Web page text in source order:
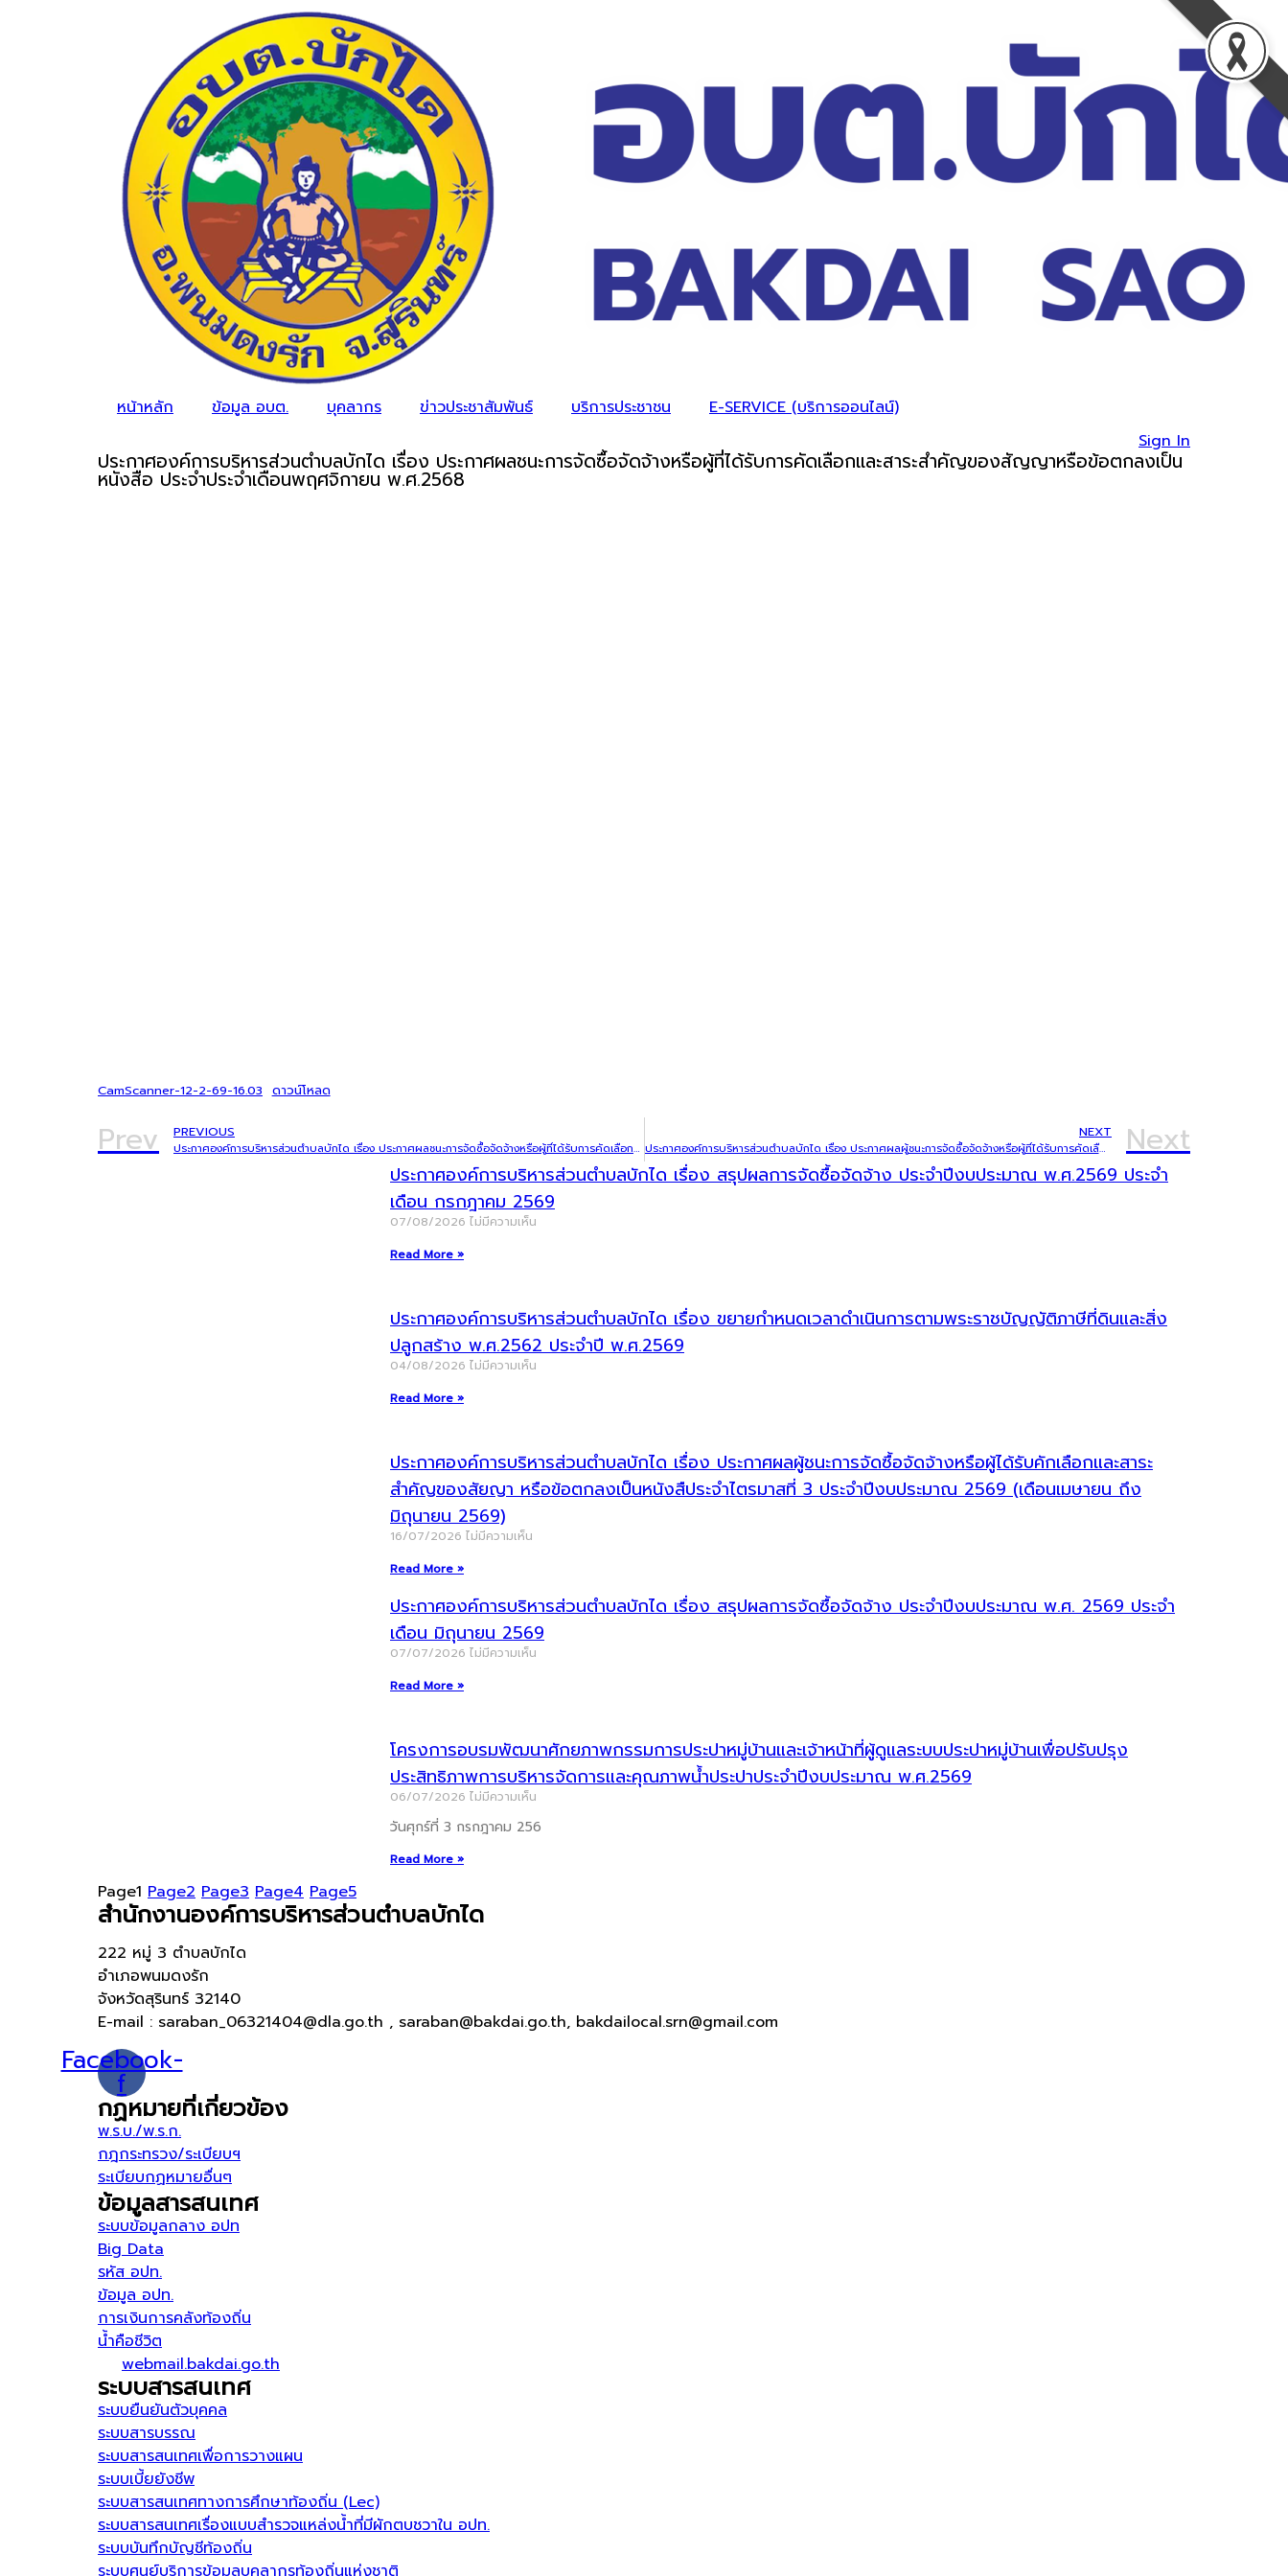
หน้าหลัก ข้อมูล อบต. บุคลากร ข่าวประชาสัมพันธ์ บริการประชาชน
E-SERVICE (บริการออนไลน์)
Sign In
ประกาศองค์การบริหารส่วนตำบลบักได เรื่อง ประกาศผลชนะการจัดซื้อจัดจ้างหรือผู้ที่ได้รับการคัดเลือกและสาระสำคัญของสัญญาหรือข้อตกลงเป็น
หนังสือ ประจำประจำเดือนพฤศจิกายน พ.ศ.2568
CamScanner-12-2-69-16.03 ดาวน์โหลด
Prev PREVIOUS
ประกาศองค์การบริหารส่วนตำบลบักได เรื่อง ประกาศผลชนะการจัดซื้อจัดจ้างหรือผู้ที่ได้รับการคัดเลือกและสาระสำคัญของสัญญาหรือข้อตกลงเป็นหนังสือ ประจำประจำเดือนตุลาคม พ.ศ.2568
NEXT
ประกาศองค์การบริหารส่วนตำบลบักได เรื่อง ประกาศผลผู้ชนะการจัดซื้อจัดจ้างหรือผู้ที่ได้รับการคัดเลือกและสาระสำคัญของสัญญาหรือข้อตกลงเป็นหนังสือ ประจำเดือนมกราคม พ.ศ.2569 Next
ประกาศองค์การบริหารส่วนตำบลบักได เรื่อง สรุปผลการจัดซื้อจัดจ้าง ประจำปีงบประมาณ พ.ศ.2569 ประจำ
เดือน กรกฎาคม 2569
07/08/2026 ไม่มีความเห็น
Read More »
ประกาศองค์การบริหารส่วนตำบลบักได เรื่อง ขยายกำหนดเวลาดำเนินการตามพระราชบัญญัติภาษีที่ดินและสิ่ง
ปลูกสร้าง พ.ศ.2562 ประจำปี พ.ศ.2569
04/08/2026 ไม่มีความเห็น
Read More »
ประกาศองค์การบริหารส่วนตำบลบักได เรื่อง ประกาศผลผู้ชนะการจัดซื้อจัดจ้างหรือผู้ได้รับคักเลือกและสาระ
สำคัญของสัยญา หรือข้อตกลงเป็นหนังสืประจำไตรมาสที่ 3 ประจำปีงบประมาณ 2569 (เดือนเมษายน ถึง
มิถุนายน 2569)
16/07/2026 ไม่มีความเห็น
Read More »
ประกาศองค์การบริหารส่วนตำบลบักได เรื่อง สรุปผลการจัดซื้อจัดจ้าง ประจำปีงบประมาณ พ.ศ. 2569 ประจำ
เดือน มิถุนายน 2569
07/07/2026 ไม่มีความเห็น
Read More »
โครงการอบรมพัฒนาศักยภาพกรรมการประปาหมู่บ้านและเจ้าหน้าที่ผู้ดูแลระบบประปาหมู่บ้านเพื่อปรับปรุง
ประสิทธิภาพการบริหารจัดการและคุณภาพน้ำประปาประจำปีงบประมาณ พ.ศ.2569
06/07/2026 ไม่มีความเห็น
วันศุกร์ที่ 3 กรกฎาคม 256
Read More »
Page1 Page2 Page3 Page4 Page5
สำนักงานองค์การบริหารส่วนตำบลบักได
222 หมู่ 3 ตำบลบักได
อำเภอพนมดงรัก
จังหวัดสุรินทร์ 32140
E-mail : saraban_06321404@dla.go.th , saraban@bakdai.go.th, bakdailocal.srn@gmail.com
Facebook-
f
กฏหมายที่เกี่ยวข้อง
พ.ร.บ./พ.ร.ก.
กฎกระทรวง/ระเบียบฯ
ระเบียบกฏหมายอื่นๆ
ข้อมูลสารสนเทศ
ระบบข้อมูลกลาง อปท
Big Data
รหัส อปท.
ข้อมูล อปท.
การเงินการคลังท้องถิ่น
น้ำคือชีวิต
webmail.bakdai.go.th
ระบบสารสนเทศ
ระบบยืนยันตัวบุคคล
ระบบสารบรรณ
ระบบสารสนเทศเพื่อการวางแผน
ระบบเบี้ยยังชีพ
ระบบสารสนเทศทางการศึกษาท้องถิ่น (Lec)
ระบบสารสนเทศเรื่องแบบสำรวจแหล่งน้ำที่มีผักตบชวาใน อปท.
ระบบบันทึกบัญชีท้องถิ่น
ระบบศูนย์บริการข้อมูลบุคลากรท้องถิ่นแห่งชาติ